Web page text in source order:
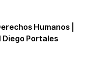
Humanos |
Diego Portales